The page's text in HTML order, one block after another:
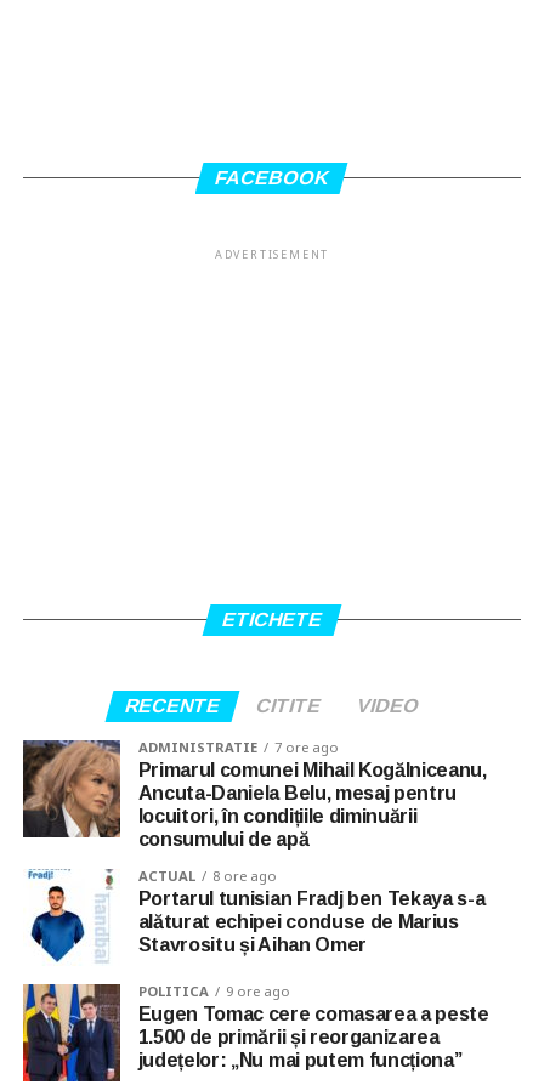
FACEBOOK
ADVERTISEMENT
ETICHETE
RECENTE CITITE VIDEO
ADMINISTRATIE 7 ore ago
Primarul comunei Mihail Kogălniceanu,
Ancuta-Daniela Belu, mesaj pentru
locuitori, în condițiile diminuării
consumului de apă
ACTUAL 8 ore ago
Portarul tunisian Fradj ben Tekaya s-a
alăturat echipei conduse de Marius
Stavrositu și Aihan Omer
POLITICA 9 ore ago
Eugen Tomac cere comasarea a peste
1.500 de primării și reorganizarea
județelor: „Nu mai putem funcționa”